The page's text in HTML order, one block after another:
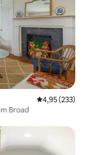
4,95 av 5 i
4,95 (233)
Broad